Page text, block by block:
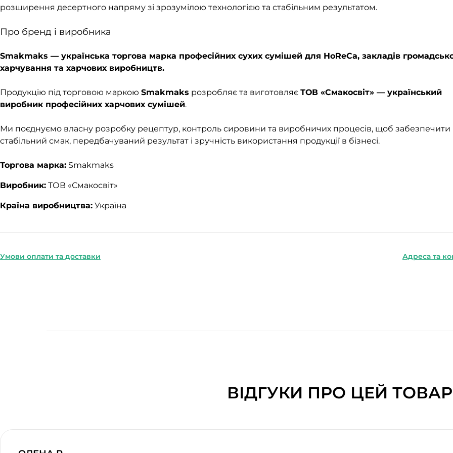
розширення десертного напряму зі зрозумілою технологією та стабільним результатом.
Про бренд і виробника
Smakmaks — українська торгова марка професійних сухих сумішей для HoReCa, закладів
харчування та харчових виробництв.
Продукцію під торговою маркою Smakmaks розробляє та виготовляє ТОВ «Смакосвіт» — український
виробник професійних харчових сумішей.
Ми поєднуємо власну розробку рецептур, контроль сировини та виробничих процесів, щоб забезпечити
стабільний смак, передбачуваний результат і зручність використання продукції в бізнесі.
Торгова марка: Smakmaks
Виробник: ТОВ «Смакосвіт»
Країна виробництва: Україна
Умови оплати та доставки Адреса та
ВІДГУКИ ПРО ЦЕЙ ТОВАР